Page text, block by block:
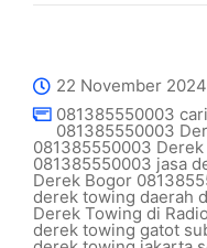
22 November 2024
081385550003
081385550003
081385550003
081385550003 jasa
Derek Bogor
derek towing daerah
Derek Towing di
derek towing gatot